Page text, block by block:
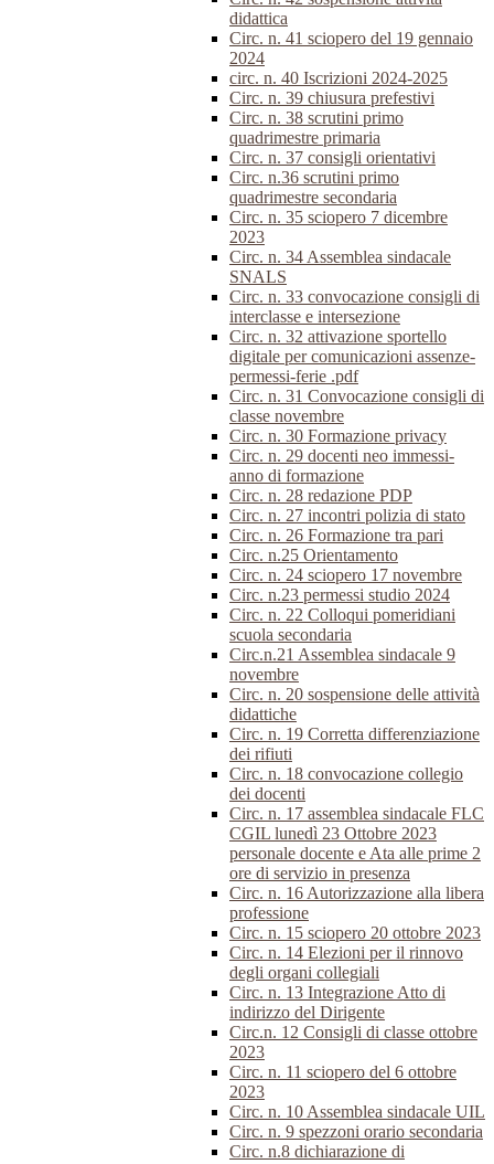
didattica
Circ. n. 41 sciopero del 19 gennaio
2024
circ. n. 40 Iscrizioni 2024-2025
Circ. n. 39 chiusura prefestivi
Circ. n. 38 scrutini primo
quadrimestre primaria
Circ. n. 37 consigli orientativi
Circ. n.36 scrutini primo
quadrimestre secondaria
Circ. n. 35 sciopero 7 dicembre
2023
Circ. n. 34 Assemblea sindacale
SNALS
Circ. n. 33 convocazione consigli di
interclasse e intersezione
Circ. n. 32 attivazione sportello
digitale per comunicazioni assenze-
permessi-ferie .pdf
Circ. n. 31 Convocazione consigli di
classe novembre
Circ. n. 30 Formazione privacy
Circ. n. 29 docenti neo immessi-
anno di formazione
Circ. n. 28 redazione PDP
Circ. n. 27 incontri polizia di stato
Circ. n. 26 Formazione tra pari
Circ. n.25 Orientamento
Circ. n. 24 sciopero 17 novembre
Circ. n.23 permessi studio 2024
Circ. n. 22 Colloqui pomeridiani
scuola secondaria
Circ.n.21 Assemblea sindacale 9
novembre
Circ. n. 20 sospensione delle attività
didattiche
Circ. n. 19 Corretta differenziazione
dei rifiuti
Circ. n. 18 convocazione collegio
dei docenti
Circ. n. 17 assemblea sindacale FLC
CGIL lunedì 23 Ottobre 2023
personale docente e Ata alle prime 2
ore di servizio in presenza
Circ. n. 16 Autorizzazione alla libera
professione
Circ. n. 15 sciopero 20 ottobre 2023
Circ. n. 14 Elezioni per il rinnovo
degli organi collegiali
Circ. n. 13 Integrazione Atto di
indirizzo del Dirigente
Circ.n. 12 Consigli di classe ottobre
2023
Circ. n. 11 sciopero del 6 ottobre
2023
Circ. n. 10 Assemblea sindacale UIL
Circ. n. 9 spezzoni orario secondaria
Circ. n.8 dichiarazione di